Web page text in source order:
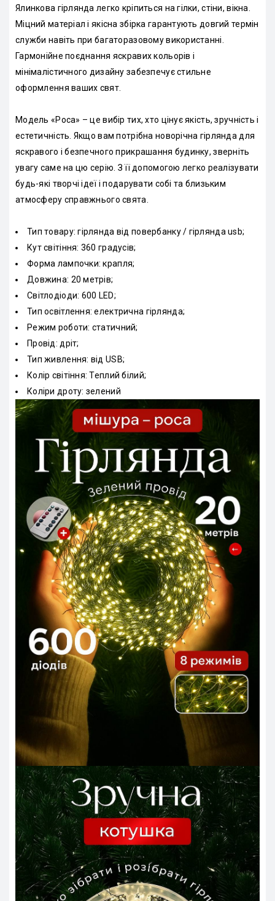
Ялинкова гірлянда легко кріпиться на гілки, стіни, вікна.
Міцний матеріал і якісна збірка гарантують довгий термін
служби навіть при багаторазовому використанні.
Гармонійне поєднання яскравих кольорів і
мінімалістичного дизайну забезпечує стильне
оформлення ваших свят.
Модель «Роса» – це вибір тих, хто цінує якість, зручність і
естетичність. Якщо вам потрібна новорічна гірлянда для
яскравого і безпечного прикрашання будинку, зверніть
увагу саме на цю серію. З її допомогою легко реалізувати
будь-які творчі ідеї і подарувати собі та близьким
атмосферу справжнього свята.
Тип товару: гірлянда від повербанку / гірлянда usb;
Кут світіння: 360 градусів;
Форма лампочки: крапля;
Довжина: 20 метрів;
Світлодіоди: 600 LED;
Тип освітлення: електрична гірлянда;
Режим роботи: статичний;
Провід: дріт;
Тип живлення: від USB;
Колір світіння: Теплий білий;
Коліри дроту: зелений